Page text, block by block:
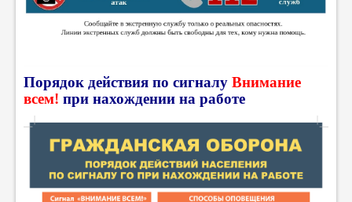
Порядок действия по сигналу Внимание
всем! при нахождении на работе